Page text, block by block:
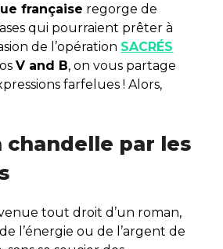
française regorge de
qui pourraient prêter à
de l’opération SACRÉS
V and B, on vous partage
farfelues ! Alors,
chandelle par les
tout droit d’un roman,
l’énergie ou de l’argent de